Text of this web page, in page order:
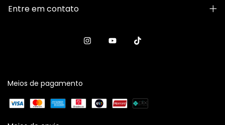
Entre em contato
Meios de pagamento